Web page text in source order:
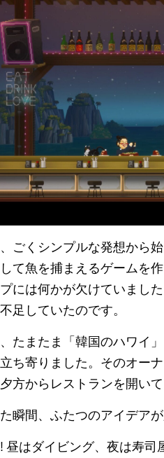
ごくシンプルな発想から
て魚を捕まえるゲームを
には何かが欠けていまし
足していたのです。
たまたま「韓国のハワイ
ち寄りました。そのオー
方からレストランを開いて
瞬間、ふたつのアイデア
! 昼はダイビング、夜は寿